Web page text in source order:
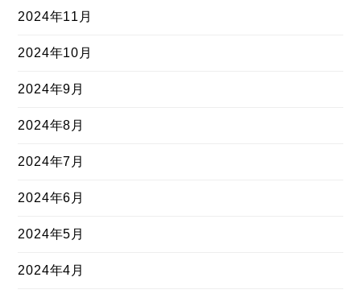
2024年11月
2024年10月
2024年9月
2024年8月
2024年7月
2024年6月
2024年5月
2024年4月